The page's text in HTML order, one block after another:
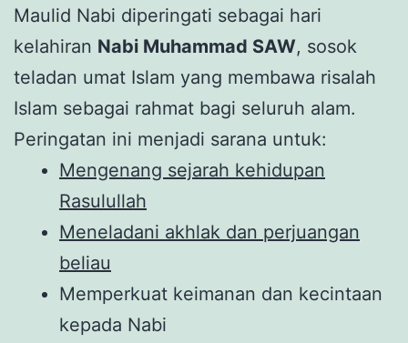
Maulid Nabi diperingati sebagai hari
kelahiran Nabi Muhammad SAW, sosok
teladan umat Islam yang membawa risalah
Islam sebagai rahmat bagi seluruh alam.
Peringatan ini menjadi sarana untuk:
Mengenang sejarah kehidupan
Rasulullah
Meneladani akhlak dan perjuangan
beliau
Memperkuat keimanan dan kecintaan
kepada Nabi